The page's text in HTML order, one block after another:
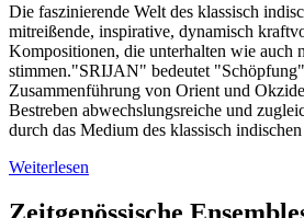
Die faszinierende Welt des klassisch
mitreißende, inspirative, dynamisch
Kompositionen, die unterhalten wie auch
stimmen."SRIJAN" bedeutet
Zusammenführung von Orient und
Bestreben abwechslungsreiche und
durch das Medium des klassisch
Weiterlesen